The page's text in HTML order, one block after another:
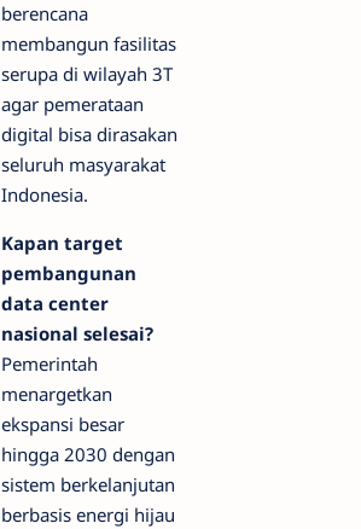
berencana
membangun fasilitas
serupa di wilayah 3T
agar pemerataan
digital bisa dirasakan
seluruh masyarakat
Indonesia.
Kapan target
pembangunan
data center
nasional selesai?
Pemerintah
menargetkan
ekspansi besar
hingga 2030 dengan
sistem berkelanjutan
berbasis energi hijau